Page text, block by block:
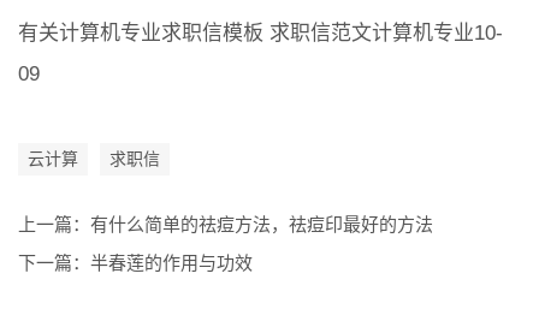
有关计算机专业求职信模板 求职信范文计算机专业10-
09
云计算 求职信
上一篇： 有什么简单的祛痘方法，祛痘印最好的方法
下一篇： 半春莲的作用与功效